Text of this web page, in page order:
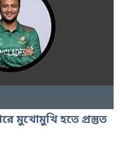
মুখোমুখি হতে প্রস্তুত